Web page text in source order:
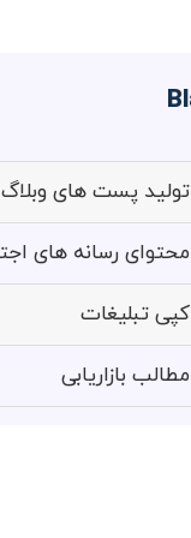
تولید پست های وبلاگ
محتوای رسانه های
کپی تبلیغات
مطالب بازاریابی